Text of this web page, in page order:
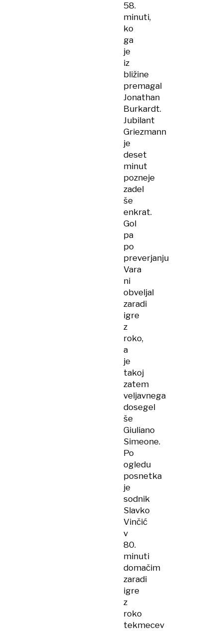
58.
minuti,
ko
ga
je
iz
bližine
premagal
Jonathan
Burkardt.
Jubilant
Griezmann
je
deset
minut
pozneje
zadel
še
enkrat.
Gol
pa
po
preverjanju
Vara
ni
obveljal
zaradi
igre
z
roko,
a
je
takoj
zatem
veljavnega
dosegel
še
Giuliano
Simeone.
Po
ogledu
posnetka
je
sodnik
Slavko
Vinčić
v
80.
minuti
domačim
zaradi
igre
z
roko
tekmecev